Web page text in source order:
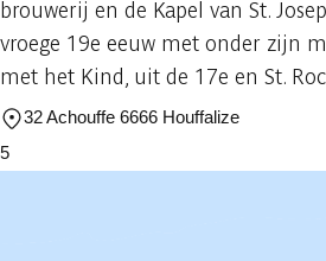
brouwerij en de Kapel van St.
vroege 19e eeuw met onder zijn
met het Kind, uit de 17e en St.
32 Achouffe 6666 Houffalize
5